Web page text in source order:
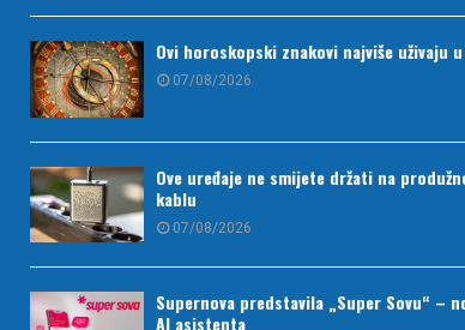
Ovi horoskopski znakovi najviše uživaju
07/08/2026
Ove uređaje ne smijete držati na
kablu
07/08/2026
Supernova predstavila „Super Sovu“ –
AI asistenta